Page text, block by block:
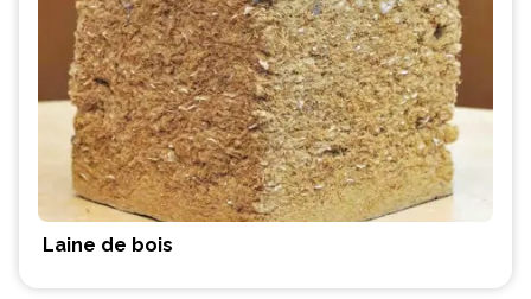
Laine de bois